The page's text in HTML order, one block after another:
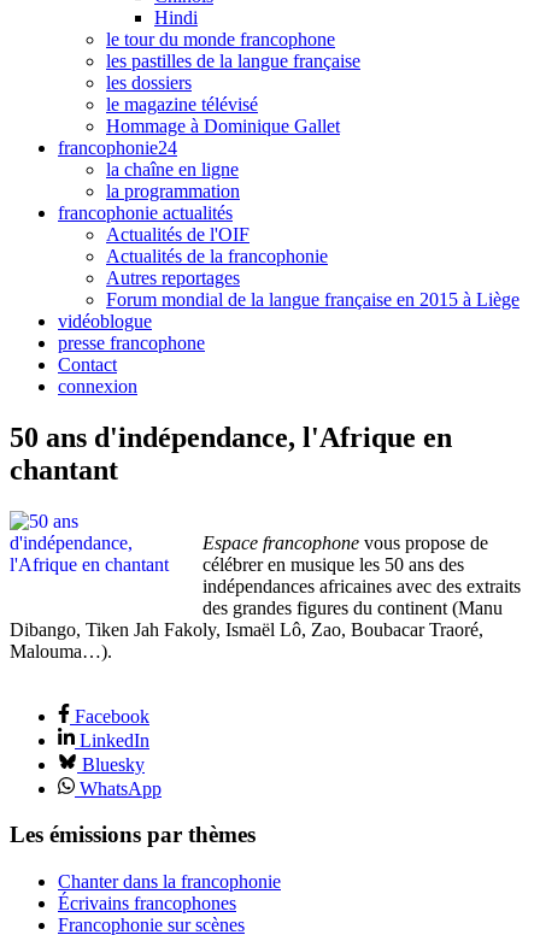
Hindi
le tour du monde francophone
les pastilles de la langue française
les dossiers
le magazine télévisé
Hommage à Dominique Gallet
francophonie24
la chaîne en ligne
la programmation
francophonie actualités
Actualités de l'OIF
Actualités de la francophonie
Autres reportages
Forum mondial de la langue française en 2015 à Liège
vidéoblogue
presse francophone
Contact
connexion
50 ans d'indépendance, l'Afrique en
chantant
Espace francophone vous propose de
célébrer en musique les 50 ans des
indépendances africaines avec des extraits
des grandes figures du continent (Manu
Dibango, Tiken Jah Fakoly, Ismaël Lô, Zao, Boubacar Traoré,
Malouma…).
Facebook
LinkedIn
Bluesky
WhatsApp
Les émissions par thèmes
Chanter dans la francophonie
Écrivains francophones
Francophonie sur scènes